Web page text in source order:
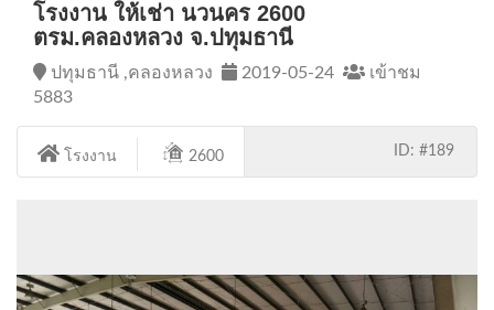
โรงงาน ให้เช่า นวนคร 2600
ตรม.คลองหลวง จ.ปทุมธานี
ปทุมธานี ,คลองหลวง 2019-05-24
เข้าชม
5883
โรงงาน 2600 ID: #189